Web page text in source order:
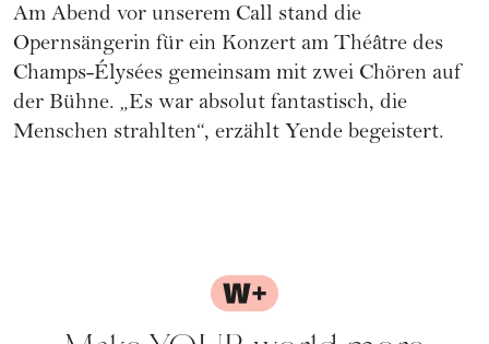
Am Abend vor unserem Call stand die
Opernsängerin für ein Konzert am Théâtre des
Champs-Élysées gemeinsam mit zwei Chören auf
der Bühne. „Es war absolut fantastisch, die
Menschen strahlten“, erzählt Yende begeistert.